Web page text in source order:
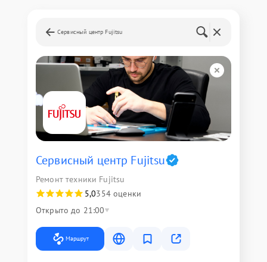
Сервисный центр Fujitsu
Сервисный центр Fujitsu
Ремонт техники Fujitsu
5,0354 оценки
Открыто до 21:00
Маршрут